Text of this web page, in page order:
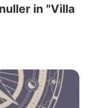
in "Villa